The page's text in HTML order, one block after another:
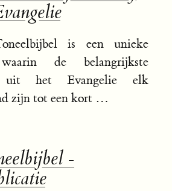
is een unieke
de belangrijkste
uit het Evangelie elk
zijn tot een kort …
-